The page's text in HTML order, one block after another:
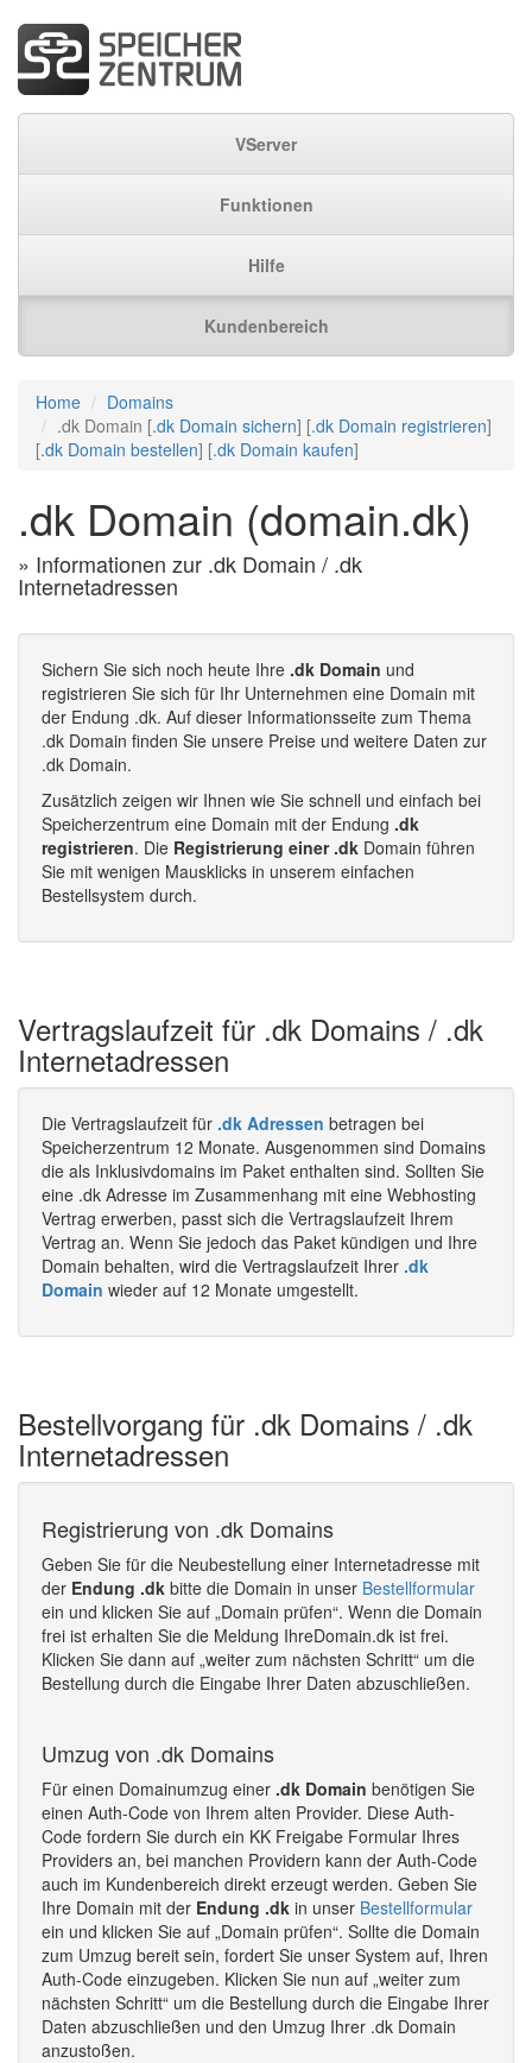
VServer
Funktionen
Hilfe
Kundenbereich
Home
Domains
.dk Domain [.dk Domain sichern] [.dk Domain registrieren]
[.dk Domain bestellen] [.dk Domain kaufen]
.dk Domain (domain.dk)
» Informationen zur .dk Domain / .dk
Internetadressen
Sichern Sie sich noch heute Ihre .dk Domain und
registrieren Sie sich für Ihr Unternehmen eine Domain mit
der Endung .dk. Auf dieser Informationsseite zum Thema
.dk Domain finden Sie unsere Preise und weitere Daten zur
.dk Domain.
Zusätzlich zeigen wir Ihnen wie Sie schnell und einfach bei
Speicherzentrum eine Domain mit der Endung .dk
registrieren. Die Registrierung einer .dk Domain führen
Sie mit wenigen Mausklicks in unserem einfachen
Bestellsystem durch.
Vertragslaufzeit für .dk Domains / .dk
Internetadressen
Die Vertragslaufzeit für .dk Adressen betragen bei
Speicherzentrum 12 Monate. Ausgenommen sind Domains
die als Inklusivdomains im Paket enthalten sind. Sollten Sie
eine .dk Adresse im Zusammenhang mit eine Webhosting
Vertrag erwerben, passt sich die Vertragslaufzeit Ihrem
Vertrag an. Wenn Sie jedoch das Paket kündigen und Ihre
Domain behalten, wird die Vertragslaufzeit Ihrer .dk
Domain wieder auf 12 Monate umgestellt.
Bestellvorgang für .dk Domains / .dk
Internetadressen
Registrierung von .dk Domains
Geben Sie für die Neubestellung einer Internetadresse mit
der Endung .dk bitte die Domain in unser Bestellformular
ein und klicken Sie auf „Domain prüfen“. Wenn die Domain
frei ist erhalten Sie die Meldung IhreDomain.dk ist frei.
Klicken Sie dann auf „weiter zum nächsten Schritt“ um die
Bestellung durch die Eingabe Ihrer Daten abzuschließen.
Umzug von .dk Domains
Für einen Domainumzug einer .dk Domain benötigen Sie
einen Auth-Code von Ihrem alten Provider. Diese Auth-
Code fordern Sie durch ein KK Freigabe Formular Ihres
Providers an, bei manchen Providern kann der Auth-Code
auch im Kundenbereich direkt erzeugt werden. Geben Sie
Ihre Domain mit der Endung .dk in unser Bestellformular
ein und klicken Sie auf „Domain prüfen“. Sollte die Domain
zum Umzug bereit sein, fordert Sie unser System auf, Ihren
Auth-Code einzugeben. Klicken Sie nun auf „weiter zum
nächsten Schritt“ um die Bestellung durch die Eingabe Ihrer
Daten abzuschließen und den Umzug Ihrer .dk Domain
anzustoßen.